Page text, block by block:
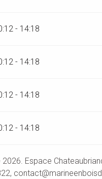
- 14:18
- 14:18
- 14:18
- 14:18
Espace